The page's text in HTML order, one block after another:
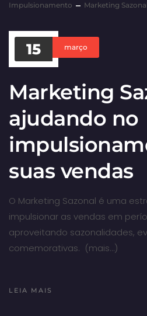
Impulsionamento Marketing Sazonal
15 março
Marketing
ajudando no
suas vendas
O Marketing Sazonal é uma
impulsionar as vendas em
aproveitando sazonalidades,
comemorativas. (mais…)
LEIA MAIS